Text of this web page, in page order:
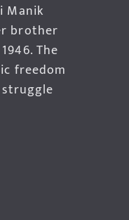
Manik
brother
The
freedom